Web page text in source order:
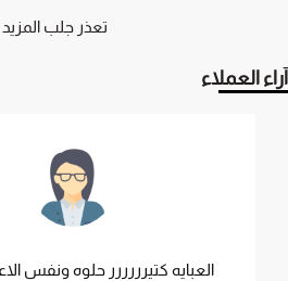
تعذر جلب
آراء العملاء
العبايه كتيرررررر حلوه ونفس